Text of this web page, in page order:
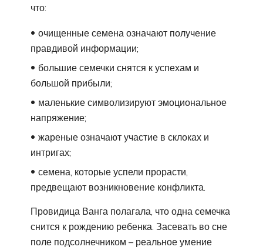
что:
очищенные семена означают получение
правдивой информации;
большие семечки снятся к успехам и
большой прибыли;
маленькие символизируют эмоциональное
напряжение;
жареные означают участие в склоках и
интригах;
семена, которые успели прорасти,
предвещают возникновение конфликта.
Провидица Ванга полагала, что одна семечка
снится к рождению ребенка. Засевать во сне
поле подсолнечником – реальное умение